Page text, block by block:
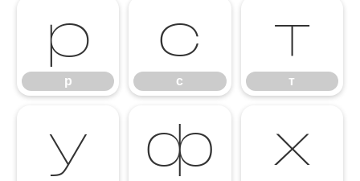
р
р
с
с
т
т
у ф х